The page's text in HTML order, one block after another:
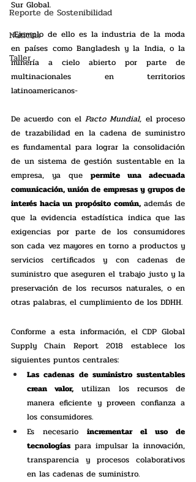
Reporte de Sostenibilidad
Noticias
Taller
Sur Global.
-Ejemplo de ello es la industria de la moda
en países como Bangladesh y la India, o la
minería a cielo abierto por parte de
multinacionales en territorios
latinoamericanos-
De acuerdo con el Pacto Mundial, el proceso
de trazabilidad en la cadena de suministro
es fundamental para lograr la consolidación
de un sistema de gestión sustentable en la
empresa, ya que permite una adecuada
comunicación, unión de empresas y grupos de
interés hacia un propósito común, además de
que la evidencia estadística indica que las
exigencias por parte de los consumidores
son cada vez mayores en torno a productos y
servicios certificados y con cadenas de
suministro que aseguren el trabajo justo y la
preservación de los recursos naturales, o en
Conforme a esta información, el CDP Global
Supply Chain Report 2018 establece los
siguientes puntos centrales:
Las cadenas de suministro sustentables
crean valor, utilizan los recursos de
manera eficiente y proveen confianza a
los consumidores.
Es necesario incrementar el uso de
tecnologías para impulsar la innovación,
transparencia y procesos colaborativos
en las cadenas de suministro.